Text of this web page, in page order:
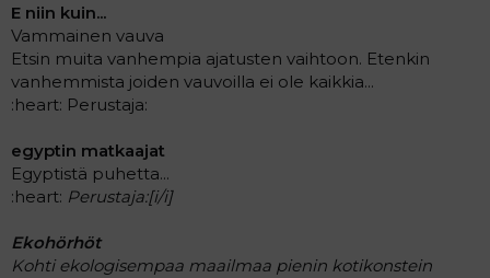
E niin kuin...
Vammainen vauva
Etsin muita vanhempia ajatusten vaihtoon. Etenkin
vanhemmista joiden vauvoilla ei ole kaikkia...
:heart: Perustaja:
egyptin matkaajat
Egyptistä puhetta...
:heart: Perustaja:[i/i]
Ekohörhöt
Kohti ekologisempaa maailmaa pienin kotikonstein